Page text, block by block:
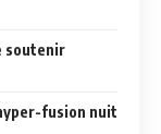
soutenir
fusion nuit